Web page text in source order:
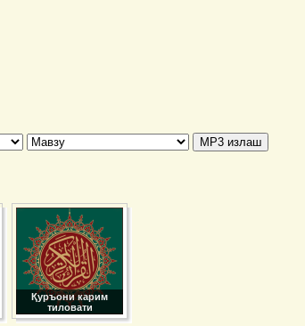
Қуръони карим
тиловати